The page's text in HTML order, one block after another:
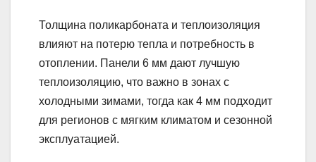
Толщина поликарбоната и теплоизоляция
влияют на потерю тепла и потребность в
отоплении. Панели 6 мм дают лучшую
теплоизоляцию, что важно в зонах с
холодными зимами, тогда как 4 мм подходит
для регионов с мягким климатом и сезонной
эксплуатацией.